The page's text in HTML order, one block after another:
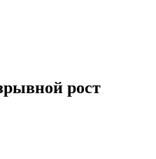
рост